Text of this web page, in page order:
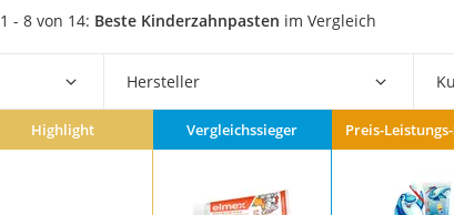
Kinder-Mikroskop
Service
1 - 8 von 14: Beste Kinderzahnpasten im Vergleich
Hersteller
Highlight Vergleichssieger Preis-